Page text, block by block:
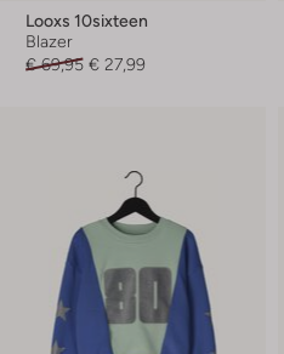
Looxs 10sixteen
Blazer
€ 69,95 € 27,99